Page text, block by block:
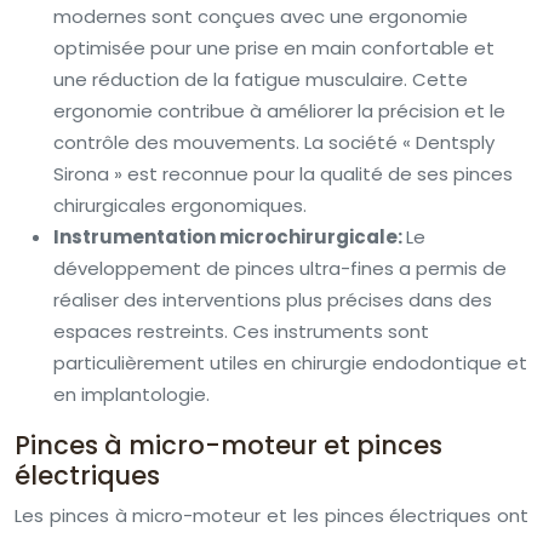
modernes sont conçues avec une ergonomie
optimisée pour une prise en main confortable et
une réduction de la fatigue musculaire. Cette
ergonomie contribue à améliorer la précision et le
contrôle des mouvements. La société « Dentsply
Sirona » est reconnue pour la qualité de ses pinces
chirurgicales ergonomiques.
Instrumentation microchirurgicale:Le
développement de pinces ultra-fines a permis de
réaliser des interventions plus précises dans des
espaces restreints. Ces instruments sont
particulièrement utiles en chirurgie endodontique et
en implantologie.
Pinces à micro-moteur et pinces
électriques
Les pinces à micro-moteur et les pinces électriques ont